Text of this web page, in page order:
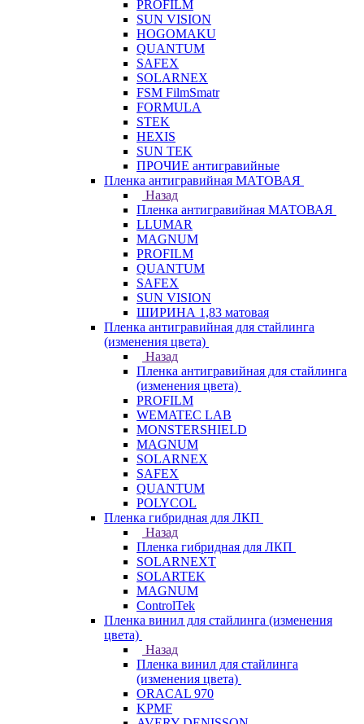
PROFILM
SUN VISION
HOGOMAKU
QUANTUM
SAFEX
SOLARNEX
FSM FilmSmatr
FORMULA
STEK
HEXIS
SUN TEK
ПРОЧИЕ антигравийные
Пленка антигравийная МАТОВАЯ
Назад
Пленка антигравийная МАТОВАЯ
LLUMAR
MAGNUM
PROFILM
QUANTUM
SAFEX
SUN VISION
ШИРИНА 1,83 матовая
Пленка антигравийная для стайлинга
(изменения цвета)
Назад
Пленка антигравийная для стайлинга
(изменения цвета)
PROFILM
WEMATEC LAB
MONSTERSHIELD
MAGNUM
SOLARNEX
SAFEX
QUANTUM
POLYCOL
Пленка гибридная для ЛКП
Назад
Пленка гибридная для ЛКП
SOLARNEXT
SOLARTEK
MAGNUM
ControlTek
Пленка винил для стайлинга (изменения
цвета)
Назад
Пленка винил для стайлинга
(изменения цвета)
ORACAL 970
KPMF